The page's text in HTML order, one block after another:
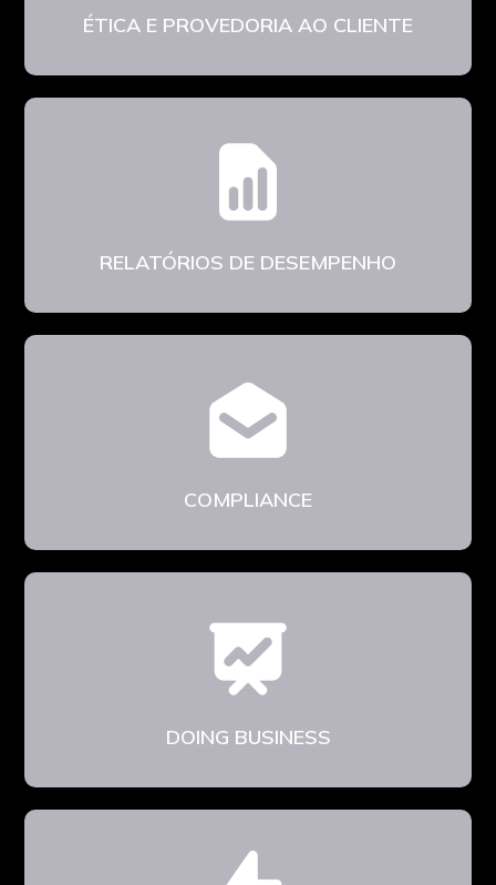
ÉTICA E PROVEDORIA AO CLIENTE
RELATÓRIOS DE DESEMPENHO
COMPLIANCE
DOING BUSINESS